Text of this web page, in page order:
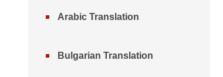
Arabic Translation
Bulgarian Translation